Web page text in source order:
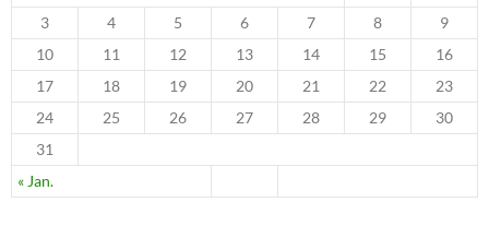
« Jan.
3
4 5 6 7 8
9
10
11 12 13 14 15
16
17
18 19 20 21 22
23
24
25 26 27 28 29
30
31